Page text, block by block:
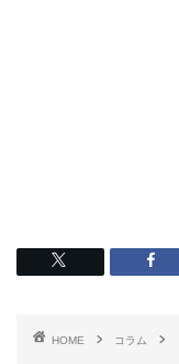
HOME コラム